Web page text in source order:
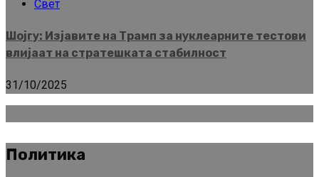
Свет
Шојгу: Изјавите на Трамп за нуклеарните тестови
влијаат на стратешката стабилност
31/10/2025
Политика